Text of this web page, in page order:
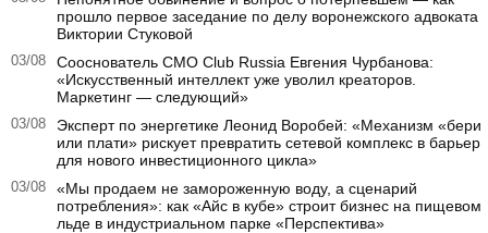
прошло первое заседание по делу воронежского адвоката
Виктории Стуковой
03/08
Сооснователь CMO Club Russia Евгения Чурбанова:
«Искусственный интеллект уже уволил креаторов.
Маркетинг — следующий»
03/08
Эксперт по энергетике Леонид Воробей: «Механизм «бери
или плати» рискует превратить сетевой комплекс в барьер
для нового инвестиционного цикла»
03/08
«Мы продаем не замороженную воду, а сценарий
потребления»: как «Айс в кубе» строит бизнес на пищевом
льде в индустриальном парке «Перспектива»